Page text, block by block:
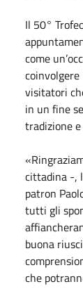
Il 50°
come
visitatori
in un fine
tradizione
cittadina -,
patron
tutti gli
buona
che